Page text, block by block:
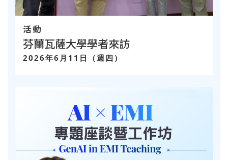
活動
芬蘭瓦薩大學學者來訪
2026年6月11日（週四）